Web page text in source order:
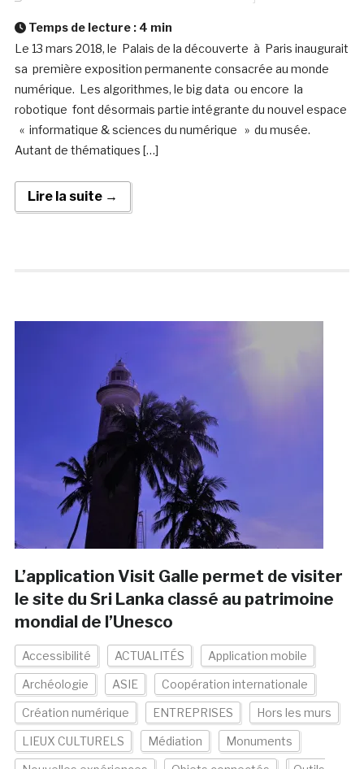
Temps de lecture : 4 min
Le 13 mars 2018, le Palais de la découverte à Paris inaugurait
sa première exposition permanente consacrée au monde
numérique. Les algorithmes, le big data ou encore la
robotique font désormais partie intégrante du nouvel espace
« informatique & sciences du numérique » du musée.
Autant de thématiques […]
Lire la suite →
L’application Visit Galle permet de visiter
le site du Sri Lanka classé au patrimoine
mondial de l’Unesco
Accessibilité ACTUALITÉS Application mobile
Archéologie ASIE Coopération internationale
Création numérique ENTREPRISES Hors les murs
LIEUX CULTURELS Médiation Monuments